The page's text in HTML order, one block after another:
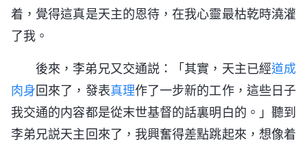
着，覺得這真是天主的恩待，在我心靈最枯乾時澆灌
了我。
後來，李弟兄又交通説：「其實，天主已經道成
肉身回來了，發表真理作了一步新的工作，這些日子
我交通的内容都是從末世基督的話裏明白的。」聽到
李弟兄説天主回來了，我興奮得差點跳起來，想像着